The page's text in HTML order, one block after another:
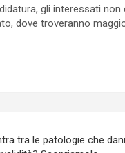
gli interessati
dove troveranno
tra le patologie che